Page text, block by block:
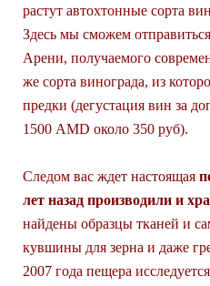
растут автохтонные сорта
Здесь мы сможем
Арени, получаемого
же сорта винограда, из
предки (дегустация вин за
1500 AMD около 350 руб).
Следом вас ждет настоящая
лет назад производили и
найдены образцы тканей и
кувшины для зерна и даже
2007 года пещера